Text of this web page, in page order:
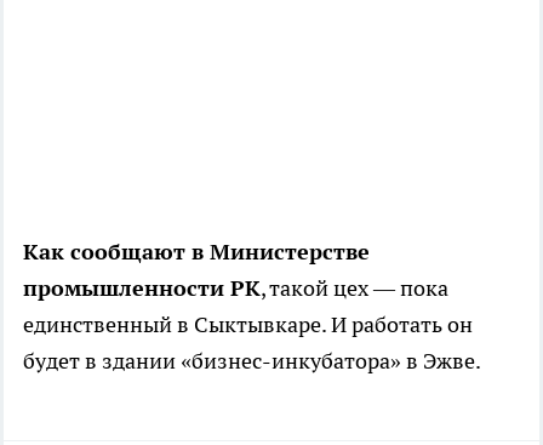
Как сообщают в Министерстве
промышленности РК, такой цех — пока
единственный в Сыктывкаре. И работать он
будет в здании «бизнес-инкубатора» в Эжве.